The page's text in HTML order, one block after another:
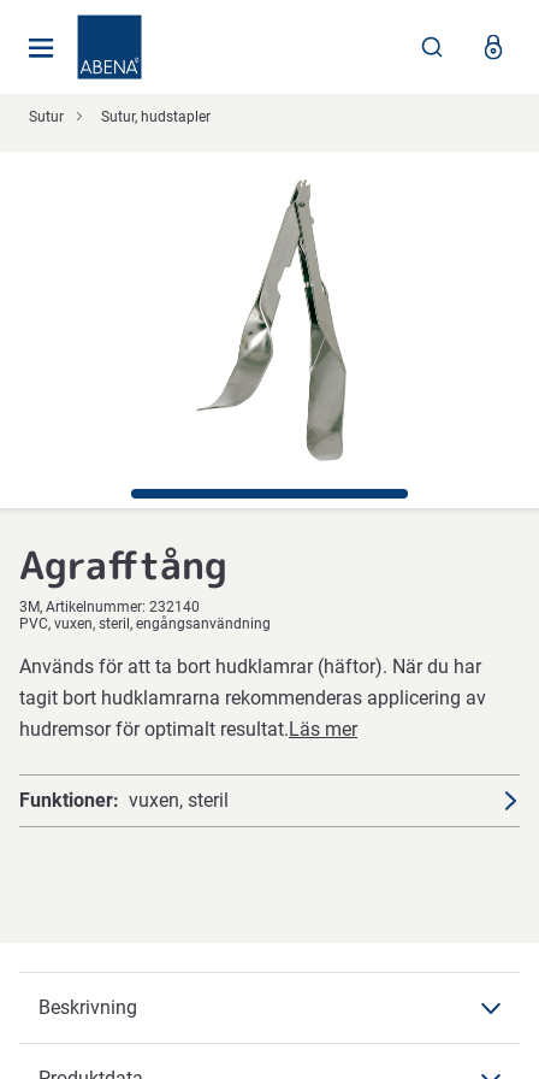
Sutur Sutur, hudstapler
Agrafftång
3M Artikelnummer: 232140
PVC, vuxen, steril, engångsanvändning
Används för att ta bort hudklamrar (häftor). När du har
tagit bort hudklamrarna rekommenderas applicering av
hudremsor för optimalt resultat.Läs mer
Funktioner vuxen, steril
Beskrivning